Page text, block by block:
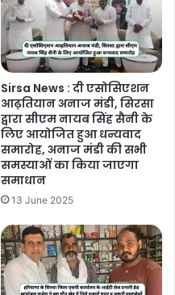
Sirsa News : दी एसोसिएशन
आढ़तियान अनाज मंडी, सिरसा
द्वारा सीएम नायब सिंह सैनी के
लिए आयोजित हुआ धन्यवाद
समारोह, अनाज मंडी की सभी
समस्याओं का किया जाएगा
समाधान
13 June 2025